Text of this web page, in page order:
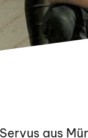
Servus aus